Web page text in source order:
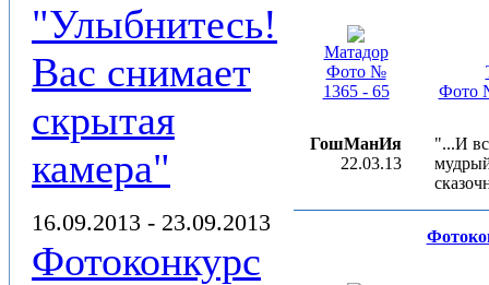
"Улыбнитесь!
Вас снимает
скрытая
камера"
16.09.2013 - 23.09.2013
Фотоконкурс
Матадор
Фото №
1365 - 65
Фото
ГошМанИя
22.03.13
"...И